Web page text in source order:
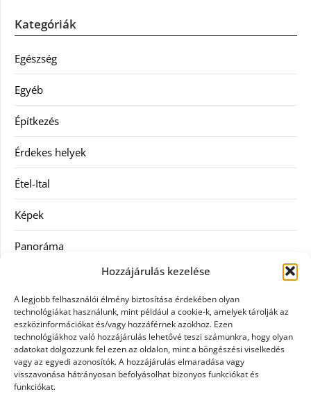
Hozzájárulás kezelése
A legjobb felhasználói élmény biztosítása érdekében olyan
technológiákat használunk, mint például a cookie-k, amelyek tárolják az
eszközinformációkat és/vagy hozzáférnek azokhoz. Ezen
technológiákhoz való hozzájárulás lehetővé teszi számunkra, hogy olyan
adatokat dolgozzunk fel ezen az oldalon, mint a böngészési viselkedés
vagy az egyedi azonosítók. A hozzájárulás elmaradása vagy
visszavonása hátrányosan befolyásolhat bizonyos funkciókat és
funkciókat.
Kategóriák
Egészség
Egyéb
Építkezés
Érdekes helyek
Étel-Ital
Képek
Panoráma
Szolgáltatás
Vásárlás
Webáruházak